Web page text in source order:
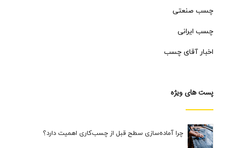
چسب صنعتی
چسب ایرانی
اخبار آقای چسب
پست های ویژه
چرا آماده‌سازی سطح قبل از چسب‌کاری اهمیت دارد؟